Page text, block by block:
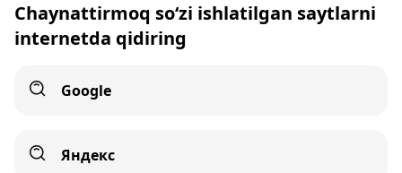
Chaynattirmoq so‘zi ishlatilgan saytlarni
internetda qidiring
Google
Яндекс